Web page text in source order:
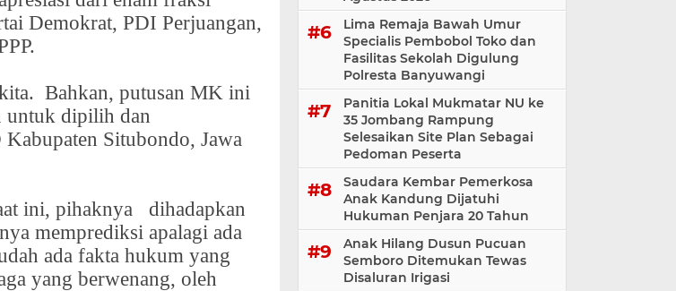
Demokrat, PDI Perjuangan,
Bahkan, putusan MK ini
untuk dipilih dan
Situbondo, Jawa
ini, pihaknya
dihadapkan
memprediksi apalagi ada
ada fakta hukum yang
yang berwenang, oleh
Lima Remaja Bawah Umur
Specialis Pembobol Toko dan
Fasilitas Sekolah Digulung
Polresta Banyuwangi
Panitia Lokal Mukmatar NU ke
35 Jombang Rampung
Selesaikan Site Plan Sebagai
Pedoman Peserta
Saudara Kembar Pemerkosa
Anak Kandung Dijatuhi
Hukuman Penjara 20 Tahun
Anak Hilang Dusun Pucuan
Semboro Ditemukan Tewas
Disaluran Irigasi